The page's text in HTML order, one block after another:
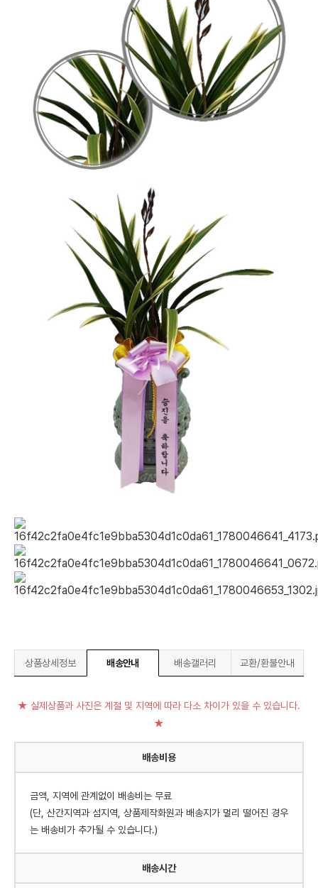
상품상세정보 배송안내 배송갤러리 교환/환불안내
★ 실제상품과 사진은 계절 및 지역에 따라 다소 차이가 있을 수 있습니다.
★
배송비용
금액, 지역에 관계없이 배송비는 무료
(단, 산간지역과 섬지역, 상품제작화원과 배송지가 멀리 떨어진 경우
는 배송비가 추가될 수 있습니다.)
배송시간